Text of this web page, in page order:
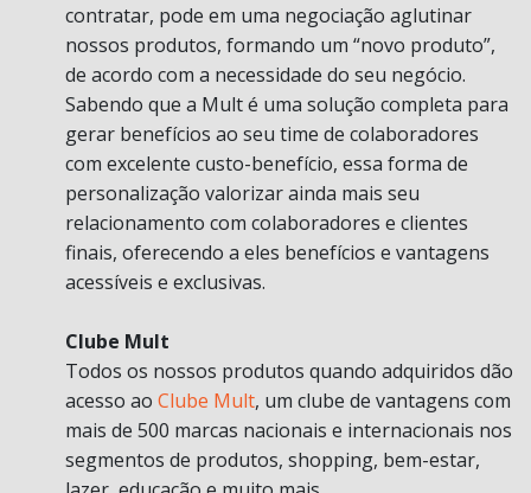
contratar, pode em uma negociação aglutinar
nossos produtos, formando um “novo produto”,
de acordo com a necessidade do seu negócio.
Sabendo que a Mult é uma solução completa para
gerar benefícios ao seu time de colaboradores
com excelente custo-benefício, essa forma de
personalização valorizar ainda mais seu
relacionamento com colaboradores e clientes
finais, oferecendo a eles benefícios e vantagens
acessíveis e exclusivas.
Clube Mult
Todos os nossos produtos quando adquiridos dão
acesso ao Clube Mult, um clube de vantagens com
mais de 500 marcas nacionais e internacionais nos
segmentos de produtos, shopping, bem-estar,